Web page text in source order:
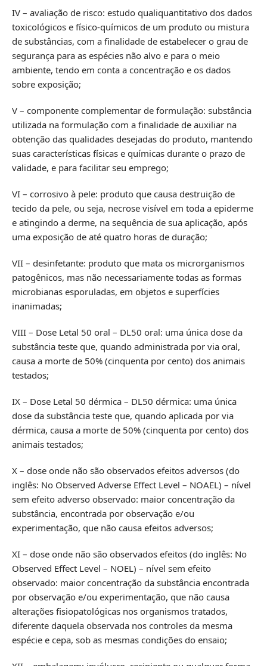
IV – avaliação de risco: estudo qualiquantitativo dos dados
toxicológicos e físico-químicos de um produto ou mistura
de substâncias, com a finalidade de estabelecer o grau de
segurança para as espécies não alvo e para o meio
ambiente, tendo em conta a concentração e os dados
sobre exposição;
V – componente complementar de formulação: substância
utilizada na formulação com a finalidade de auxiliar na
obtenção das qualidades desejadas do produto, mantendo
suas características físicas e químicas durante o prazo de
validade, e para facilitar seu emprego;
VI – corrosivo à pele: produto que causa destruição de
tecido da pele, ou seja, necrose visível em toda a epiderme
e atingindo a derme, na sequência de sua aplicação, após
uma exposição de até quatro horas de duração;
VII – desinfetante: produto que mata os microrganismos
patogênicos, mas não necessariamente todas as formas
microbianas esporuladas, em objetos e superfícies
inanimadas;
VIII – Dose Letal 50 oral – DL50 oral: uma única dose da
substância teste que, quando administrada por via oral,
causa a morte de 50% (cinquenta por cento) dos animais
testados;
IX – Dose Letal 50 dérmica – DL50 dérmica: uma única
dose da substância teste que, quando aplicada por via
dérmica, causa a morte de 50% (cinquenta por cento) dos
animais testados;
X – dose onde não são observados efeitos adversos (do
inglês: No Observed Adverse Effect Level – NOAEL) – nível
sem efeito adverso observado: maior concentração da
substância, encontrada por observação e/ou
experimentação, que não causa efeitos adversos;
XI – dose onde não são observados efeitos (do inglês: No
Observed Effect Level – NOEL) – nível sem efeito
observado: maior concentração da substância encontrada
por observação e/ou experimentação, que não causa
alterações fisiopatológicas nos organismos tratados,
diferente daquela observada nos controles da mesma
espécie e cepa, sob as mesmas condições do ensaio;